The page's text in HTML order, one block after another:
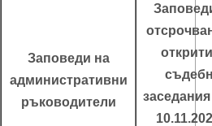
Заповеди на
административни
ръководители